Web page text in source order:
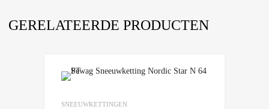
GERELATEERDE PRODUCTEN
SNEEUWKETTINGEN